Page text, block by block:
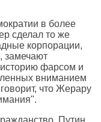
в более
сделал то же
корпорации,
замечают
историю фарсом и
вниманием
что Жерару